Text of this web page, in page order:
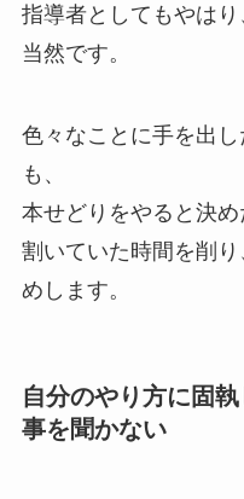
指導者としてもやは
当然です。
色々なことに手を出
も、
本せどりをやると決
割いていた時間を削
めします。
自分のやり方に固
事を聞かない